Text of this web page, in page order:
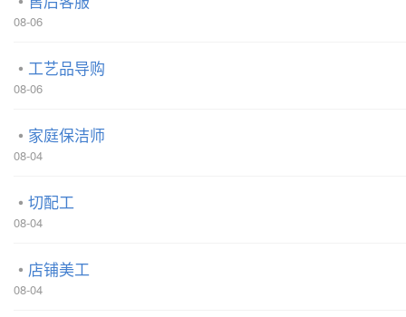
08-06
工艺品导购
08-06
家庭保洁师
08-04
切配工
08-04
店铺美工
08-04